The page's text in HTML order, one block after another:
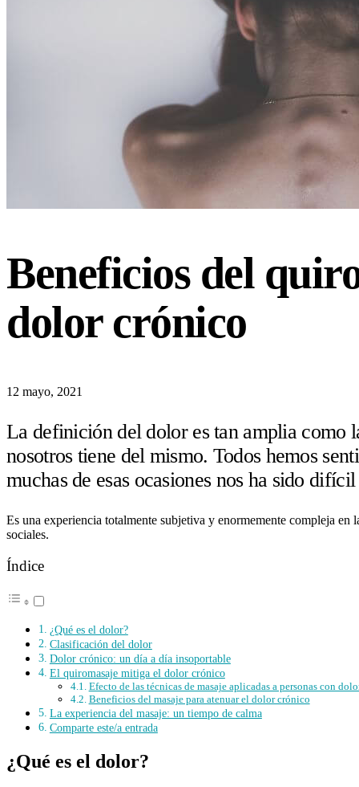
Beneficios del
dolor crónico
12 mayo, 2021
La definición del dolor es tan amplia como
nosotros tiene del mismo. Todos hemos
muchas de esas ocasiones nos ha sido
Es una experiencia totalmente subjetiva y enormemente compleja
sociales.
Índice
¿Qué es el dolor?
Clasificación del dolor
Dolor crónico: un día a día insoportable
El quiromasaje mitiga el dolor crónico
Efecto de las técnicas de masaje aplicadas a personas con
Beneficios del masaje para atenuar el dolor crónico
La experiencia del masaje: un tiempo de calma
Comparte este/a entrada
¿Qué es el dolor?